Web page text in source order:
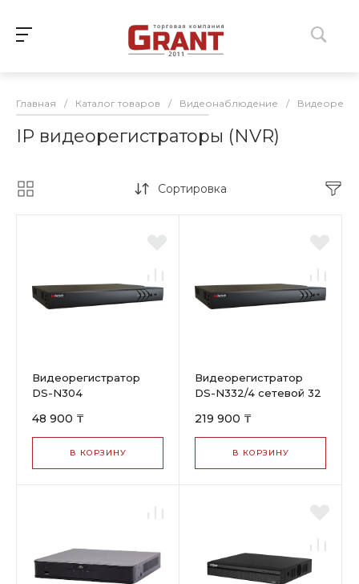
Главная / Каталог товаров / Видеонаблюдение /
IP видеорегистраторы (NVR)
Сортировка
Видеорегистратор
DS-N304
48 900 ₸
В КОРЗИНУ
Видеорегистратор
DS-N332/4 сетевой 32
219 900 ₸
В КОРЗИНУ